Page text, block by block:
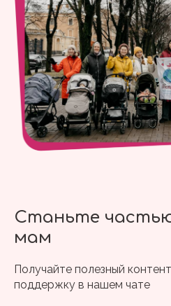
Станьте
мам
Получайте полезный
поддержку в нашем чате